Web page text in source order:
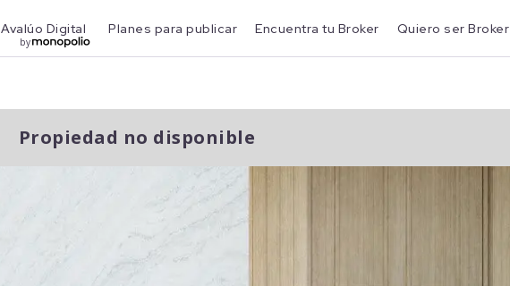
Avalúo Digital
by
Planes para publicar Encuentra tu Broker Quiero ser Broker
Propiedad no disponible